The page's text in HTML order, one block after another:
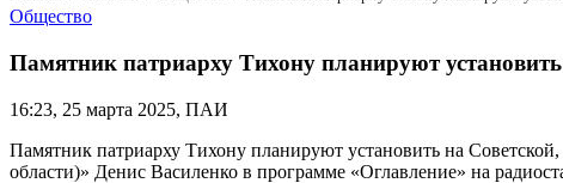
Общество
Памятник патриарху Тихону планируют
16:23, 25 марта 2025, ПАИ
Памятник патриарху Тихону планируют установить на
области)» Денис Василенко в программе «Оглавление» на